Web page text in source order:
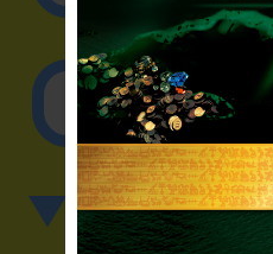
その他
▼英語、中